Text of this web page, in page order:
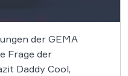
der GEMA
Frage der
Daddy Cool,